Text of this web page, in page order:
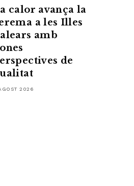
calor avança la
a les Illes
amb
de
2026